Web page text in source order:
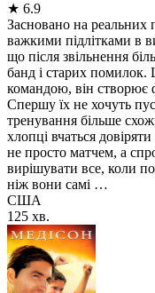
★ 6.9
Засновано на
важкими підлітками в
що після звільнення
банд і старих
командою, він створює
Спершу їх не хочуть
тренування більше
хлопці вчаться
не просто матчем, а
вирішувати все, коли
ніж вони самі …
США
125 хв.